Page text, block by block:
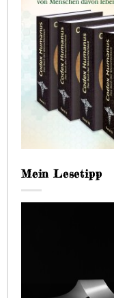
Mein Lesetipp